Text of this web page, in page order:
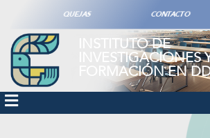
QUEJAS CONTACTO
INSTITUTO DE
INVESTIGACIONES
FORMACIÓN EN